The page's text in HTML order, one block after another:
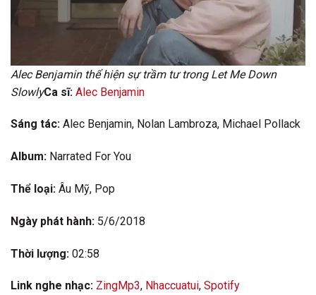
Alec Benjamin thể hiện sự trầm tư trong Let Me Down
SlowlyCa sĩ: Alec Benjamin
Sáng tác: Alec Benjamin, Nolan Lambroza, Michael Pollack
Album: Narrated For You
Thể loại: Âu Mỹ, Pop
Ngày phát hành: 5/6/2018
Thời lượng: 02:58
Link nghe nhạc: ZingMp3, Nhaccuatui, Spotify